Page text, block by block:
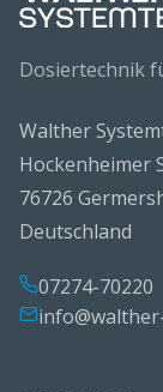
Dosiertechnik
Walther
Hockenheimer
76726
Deutschland
07274-70220